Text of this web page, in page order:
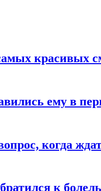
красивых
ему в
когда
к